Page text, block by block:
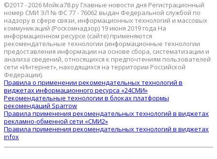
©2017 - 2026 Мойка78.ру Главные новости дня Регистрационный
номер СМИ ЭЛ № ФС 77 - 76062 выдан Федеральной службой по
надзору в сфере связи, информационных технологий и массовых
коммуникаций (Роскомнадзор) 19 июня 2019 года На
информационном ресурсе (сайте) применяются
рекомендательные технологии (информационные технологии
предоставления информации на основе сбора, систематизации и
анализа сведений, относящихся к предпочтениям пользователей
сети «Интернет», находящихся на территории Российской
Федерации).
Правила о применении рекомендательных технологий в
виджетах информационного ресурса «24СМИ»
Рекомендательные технологии в блоках платформы
рекомендаций Sparrow
Правила применения рекомендательных технологий в виджетах
рекламно-обменной сети «СМИ2»
Правила применения рекомендательных технологий в виджетах
infox